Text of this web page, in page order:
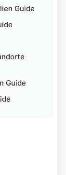
Guide
Guide